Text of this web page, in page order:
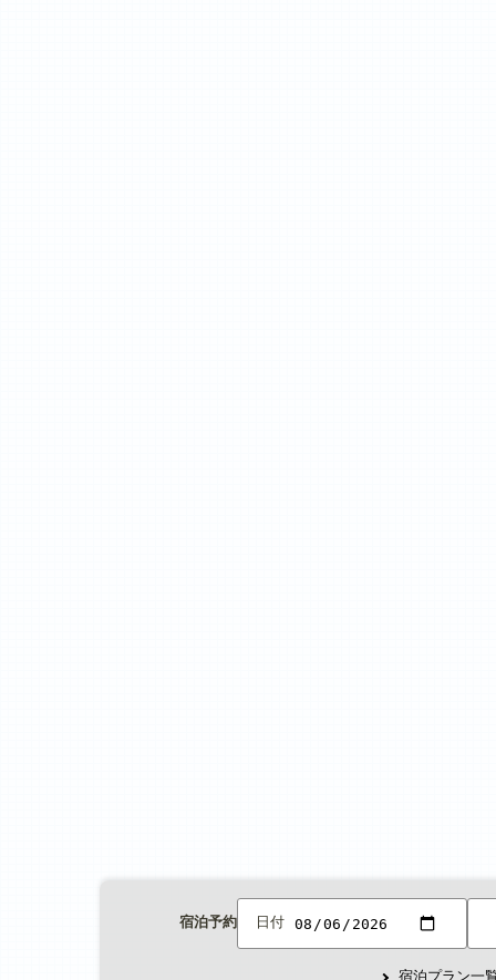
宿泊予約 日付